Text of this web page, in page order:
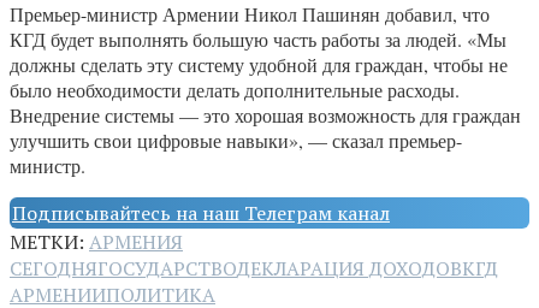
Премьер-министр Армении Никол Пашинян добавил, что
КГД будет выполнять большую часть работы за людей. «Мы
должны сделать эту систему удобной для граждан, чтобы не
было необходимости делать дополнительные расходы.
Внедрение системы — это хорошая возможность для граждан
улучшить свои цифровые навыки», — сказал премьер-
министр.
Подписывайтесь на наш Телеграм канал
МЕТКИ: АРМЕНИЯ
СЕГОДНЯГОСУДАРСТВОДЕКЛАРАЦИЯ ДОХОДОВКГД
АРМЕНИИПОЛИТИКА